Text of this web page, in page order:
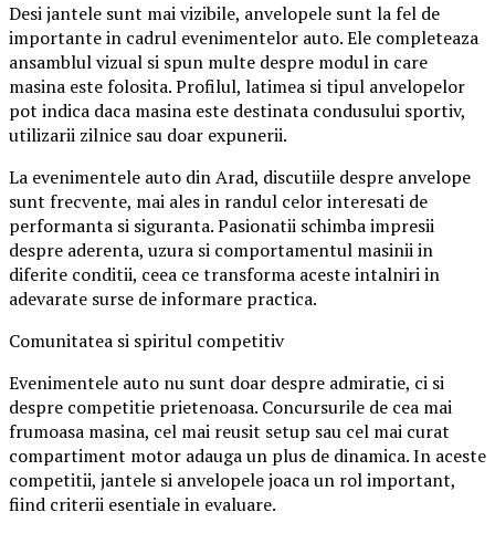
Desi jantele sunt mai vizibile, anvelopele sunt la fel de
importante in cadrul evenimentelor auto. Ele completeaza
ansamblul vizual si spun multe despre modul in care
masina este folosita. Profilul, latimea si tipul anvelopelor
pot indica daca masina este destinata condusului sportiv,
utilizarii zilnice sau doar expunerii.
La evenimentele auto din Arad, discutiile despre anvelope
sunt frecvente, mai ales in randul celor interesati de
performanta si siguranta. Pasionatii schimba impresii
despre aderenta, uzura si comportamentul masinii in
diferite conditii, ceea ce transforma aceste intalniri in
adevarate surse de informare practica.
Comunitatea si spiritul competitiv
Evenimentele auto nu sunt doar despre admiratie, ci si
despre competitie prietenoasa. Concursurile de cea mai
frumoasa masina, cel mai reusit setup sau cel mai curat
compartiment motor adauga un plus de dinamica. In aceste
competitii, jantele si anvelopele joaca un rol important,
fiind criterii esentiale in evaluare.